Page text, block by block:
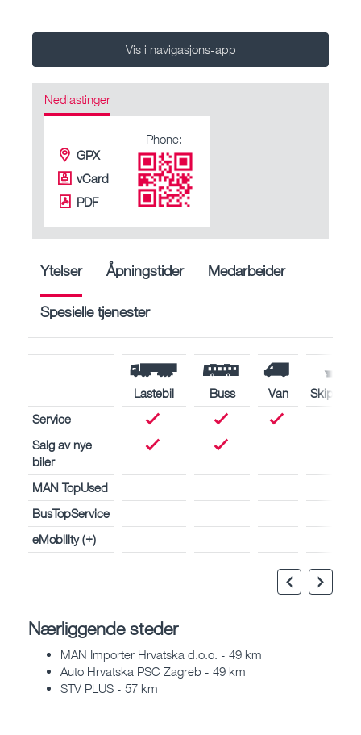
Vis i navigasjons-app
Nedlastinger
GPX
vCard
PDF
Phone:
Ytelser Åpningstider Medarbeider
Spesielle tjenester
Lastebil Buss Van
Service
Salg av nye
biler
MAN TopUsed
BusTopService
eMobility (+)
Nærliggende steder
MAN Importer Hrvatska d.o.o. - 49 km
Auto Hrvatska PSC Zagreb - 49 km
STV PLUS - 57 km